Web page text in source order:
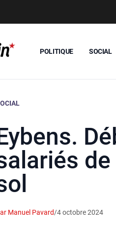
POLITIQUE SOCIAL
de
Manuel Pavard/4 octobre 2024